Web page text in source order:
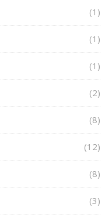
(1)
(1)
(1)
(2)
(8)
(12)
(8)
(3)